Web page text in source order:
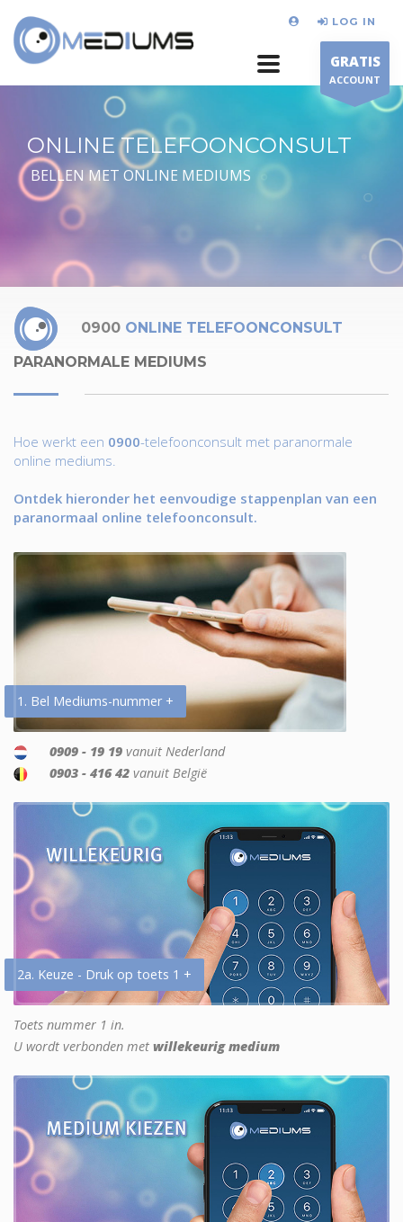
LOG IN
GRATIS
ACCOUNT
ONLINE TELEFOONCONSULT
BELLEN MET ONLINE MEDIUMS
0900 ONLINE TELEFOONCONSULT
PARANORMALE MEDIUMS
Hoe werkt een 0900-telefoonconsult met paranormale
online mediums.
Ontdek hieronder het eenvoudige stappenplan van een
paranormaal online telefoonconsult.
1. Bel Mediums-nummer +
0909 - 19 19 vanuit Nederland
0903 - 416 42 vanuit België
2a. Keuze - Druk op toets 1 +
Toets nummer 1 in.
U wordt verbonden met willekeurig medium